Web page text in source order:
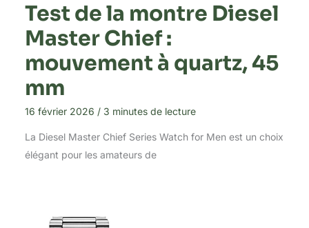
Test de la montre Diesel
Master Chief :
mouvement à quartz, 45
mm
16 février 2026 / 3 minutes de lecture
La Diesel Master Chief Series Watch for Men est un choix
élégant pour les amateurs de